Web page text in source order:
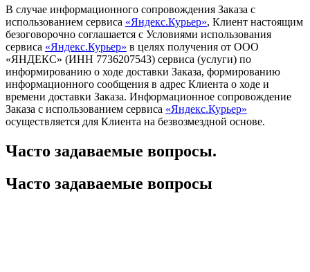
В случае информационного сопровождения Заказа с
использованием сервиса «Яндекс.Курьер», Клиент настоящим
безоговорочно соглашается с Условиями использования
сервиса «Яндекс.Курьер» в целях получения от ООО
«ЯНДЕКС» (ИНН 7736207543) сервиса (услуги) по
информированию о ходе доставки Заказа, формированию
информационного сообщения в адрес Клиента о ходе и
времени доставки Заказа. Информационное сопровождение
Заказа с использованием сервиса «Яндекс.Курьер»
осуществляется для Клиента на безвозмездной основе.
Часто задаваемые вопросы.
Часто задаваемые вопросы